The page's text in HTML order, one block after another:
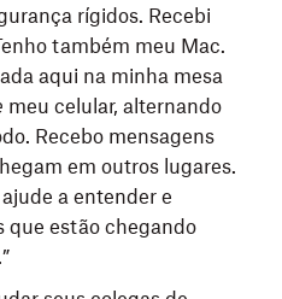
rígidos. Recebi
também meu Mac.
aqui na minha mesa
meu celular, alternando
Recebo mensagens
em outros lugares.
a entender e
que estão chegando